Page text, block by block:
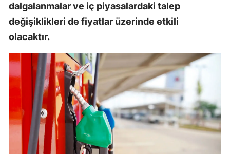
dalgalanmalar ve iç piyasalardaki talep
değişiklikleri de fiyatlar üzerinde etkili
olacaktır.